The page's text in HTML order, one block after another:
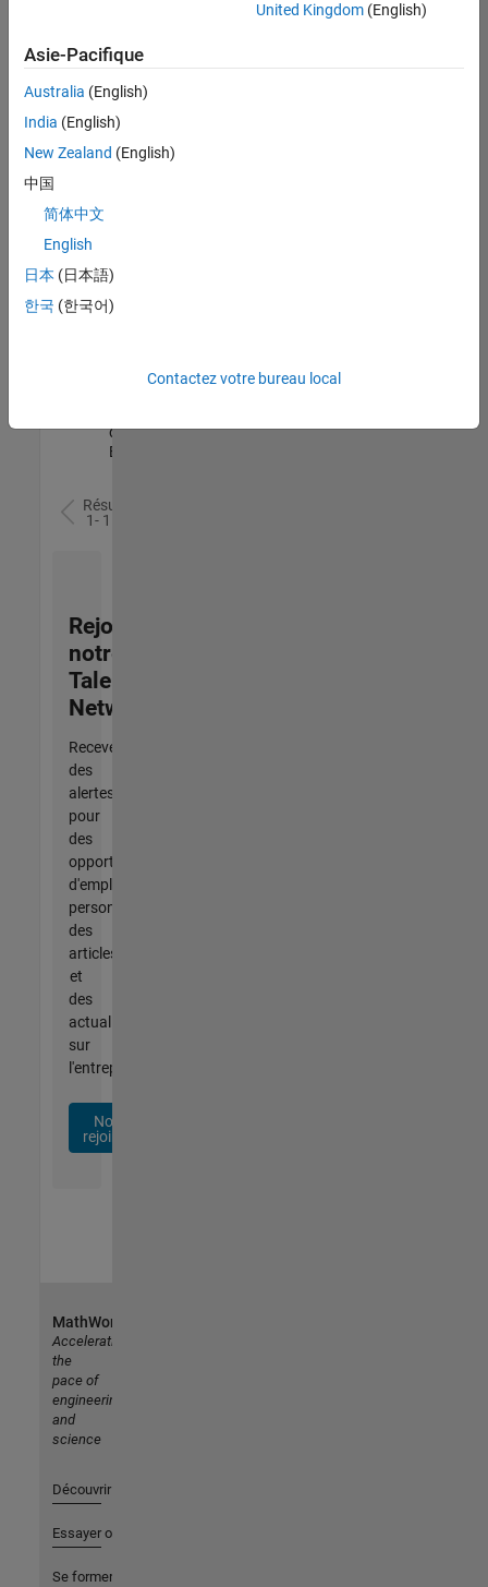
lieu
pour
l’ensemble
des
opportunités
votre
région.
Senior Software Quality Engineer
Senior
Engineer
qualité |
Expérimenté(e)
Résultats
1- 1 de
Rejoignez
notre
Talent
Network
Recevez
des
alertes
pour
des
opportunités
d'emploi
personnalisées,
des
articles
et
des
actualités
sur
l'entreprise.
Nous
rejoindre
United Kingdom(English)
Asie-Pacifique
Australia (English)
India (English)
New Zealand (English)
中国
简体中文
English
日本 (日本語)
한국 (한국어)
Contactez votre bureau local
MathWorks
Accelerating
the
pace of
engineering
and
science
Découvrir les produits
Essayer ou acheter
Se former